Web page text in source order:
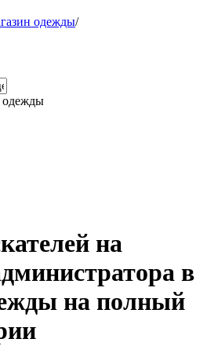
одежды/
одежды
на
в
на полный